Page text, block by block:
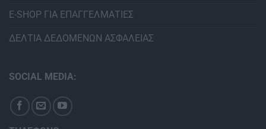
E-SHOP ΓΙΑ ΕΠΑΓΓΕΛΜΑΤΙΕΣ
ΔΕΛΤΙΑ ΔΕΔΟΜΕΝΩΝ ΑΣΦΑΛΕΙΑΣ
SOCIAL MEDIA: